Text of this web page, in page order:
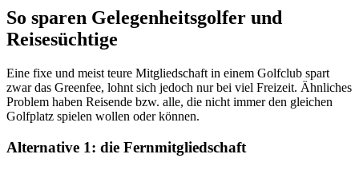
So sparen Gelegenheitsgolfer und
Reisesüchtige
Eine fixe und meist teure Mitgliedschaft in einem Golfclub spart
zwar das Greenfee, lohnt sich jedoch nur bei viel Freizeit. Ähnliches
Problem haben Reisende bzw. alle, die nicht immer den gleichen
Golfplatz spielen wollen oder können.
Alternative 1: die Fernmitgliedschaft